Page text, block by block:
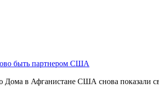
быть партнером США
Дома в Афганистане США снова показали